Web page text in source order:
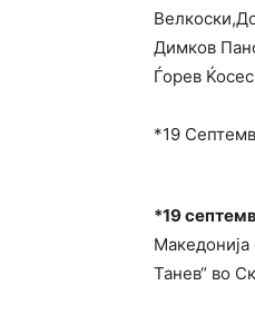
Димков
Ѓорев
*19
*19
Танев“ во